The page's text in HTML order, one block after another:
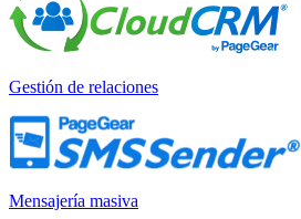
Gestión de relaciones
Mensajería masiva